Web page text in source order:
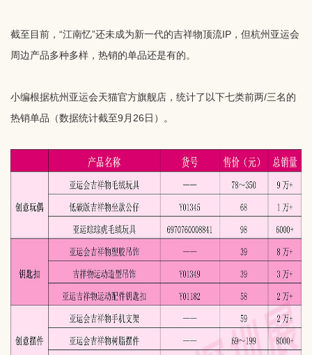
截至目前，“江南忆”还未成为新一代的吉祥物顶流IP，但杭州亚运会
周边产品多种多样，热销的单品还是有的。
小编根据杭州亚运会天猫官方旗舰店，统计了以下七类前两/三名的
热销单品（数据统计截至9月26日）。